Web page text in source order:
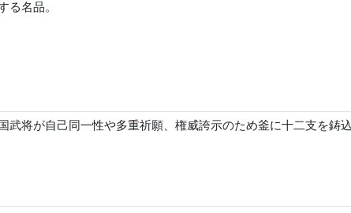
る名品。
武将が自己同一性や多重祈願、権威誇示のため釜に十二支を鋳